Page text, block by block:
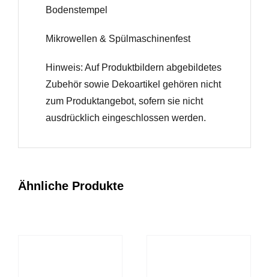
Bodenstempel
Mikrowellen & Spülmaschinenfest
Hinweis: Auf Produktbildern abgebildetes
Zubehör sowie Dekoartikel gehören nicht
zum Produktangebot, sofern sie nicht
ausdrücklich eingeschlossen werden.
Ähnliche Produkte